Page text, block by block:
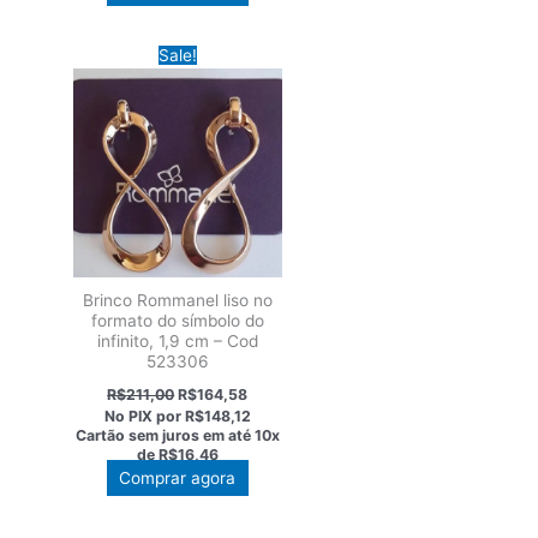
Sale!
Brinco Rommanel liso no
formato do símbolo do
infinito, 1,9 cm – Cod
523306
R$211,00O
preço
original
era:
R$211,00.
R$164,58
preço
atual
é:
R$164,58.
No PIX por R$148,12
Cartão sem juros em até 10x
deR$16,46
Comprar agora